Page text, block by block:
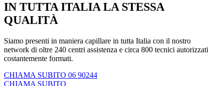
IN TUTTA ITALIA LA STESSA
QUALITÀ
Siamo presenti in maniera capillare in tutta Italia con il nostro
network di oltre 240 centri assistenza e circa 800 tecnici autorizzati
costantemente formati.
CHIAMA SUBITO 06 90244
CHIAMA SUBITO